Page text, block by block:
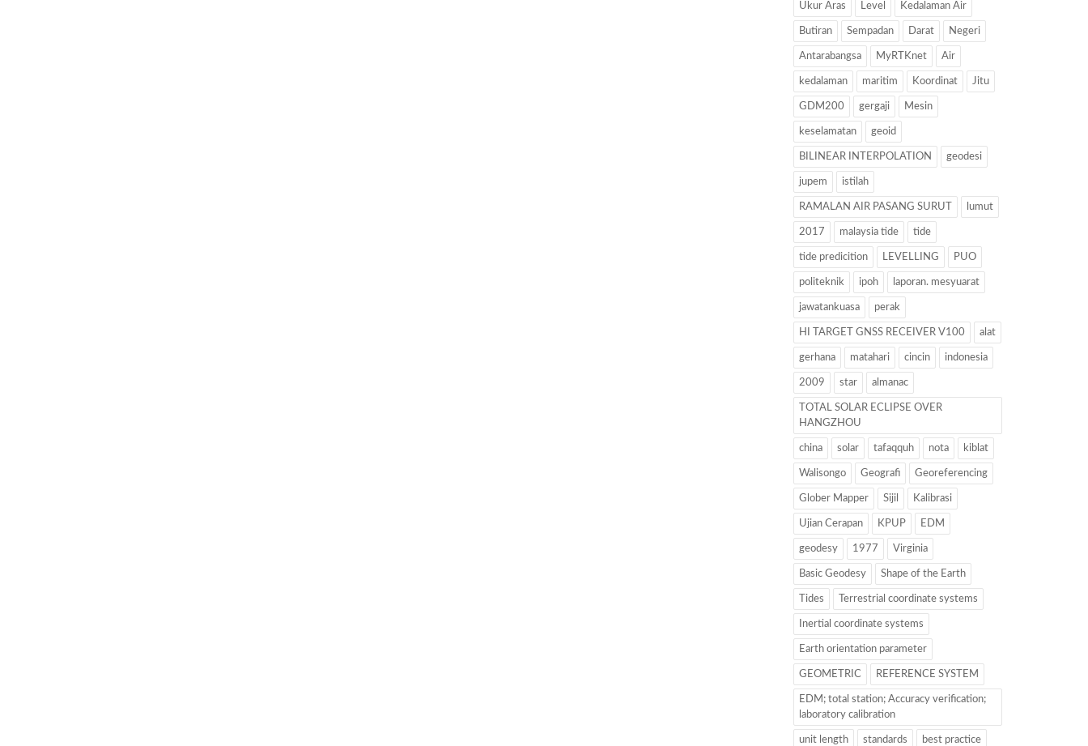
Ukur Aras Level Kedalaman Air
Butiran Sempadan Darat Negeri
Antarabangsa MyRTKnet Air
kedalaman maritim Koordinat Jitu
GDM200 gergaji Mesin
keselamatan geoid
BILINEAR INTERPOLATION geodesi
jupem istilah
RAMALAN AIR PASANG SURUT lumut
2017 malaysia tide tide
tide predicition LEVELLING PUO
politeknik ipoh laporan. mesyuarat
jawatankuasa perak
HI TARGET GNSS RECEIVER V100 alat
gerhana matahari cincin indonesia
2009 star almanac
TOTAL SOLAR ECLIPSE OVER
HANGZHOU
china solar tafaqquh nota kiblat
Walisongo Geografi Georeferencing
Glober Mapper Sijil Kalibrasi
Ujian Cerapan KPUP EDM
geodesy 1977 Virginia
Basic Geodesy Shape of the Earth
Tides Terrestrial coordinate systems
Inertial coordinate systems
Earth orientation parameter
GEOMETRIC REFERENCE SYSTEM
EDM; total station; Accuracy verification;
laboratory calibration
unit length standards best practice